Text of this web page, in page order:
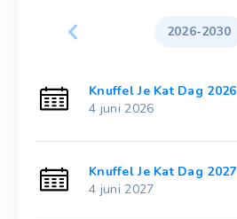
2026-2030
Knuffel Je Kat Dag 2026
4 juni 2026
Knuffel Je Kat Dag 2027
4 juni 2027